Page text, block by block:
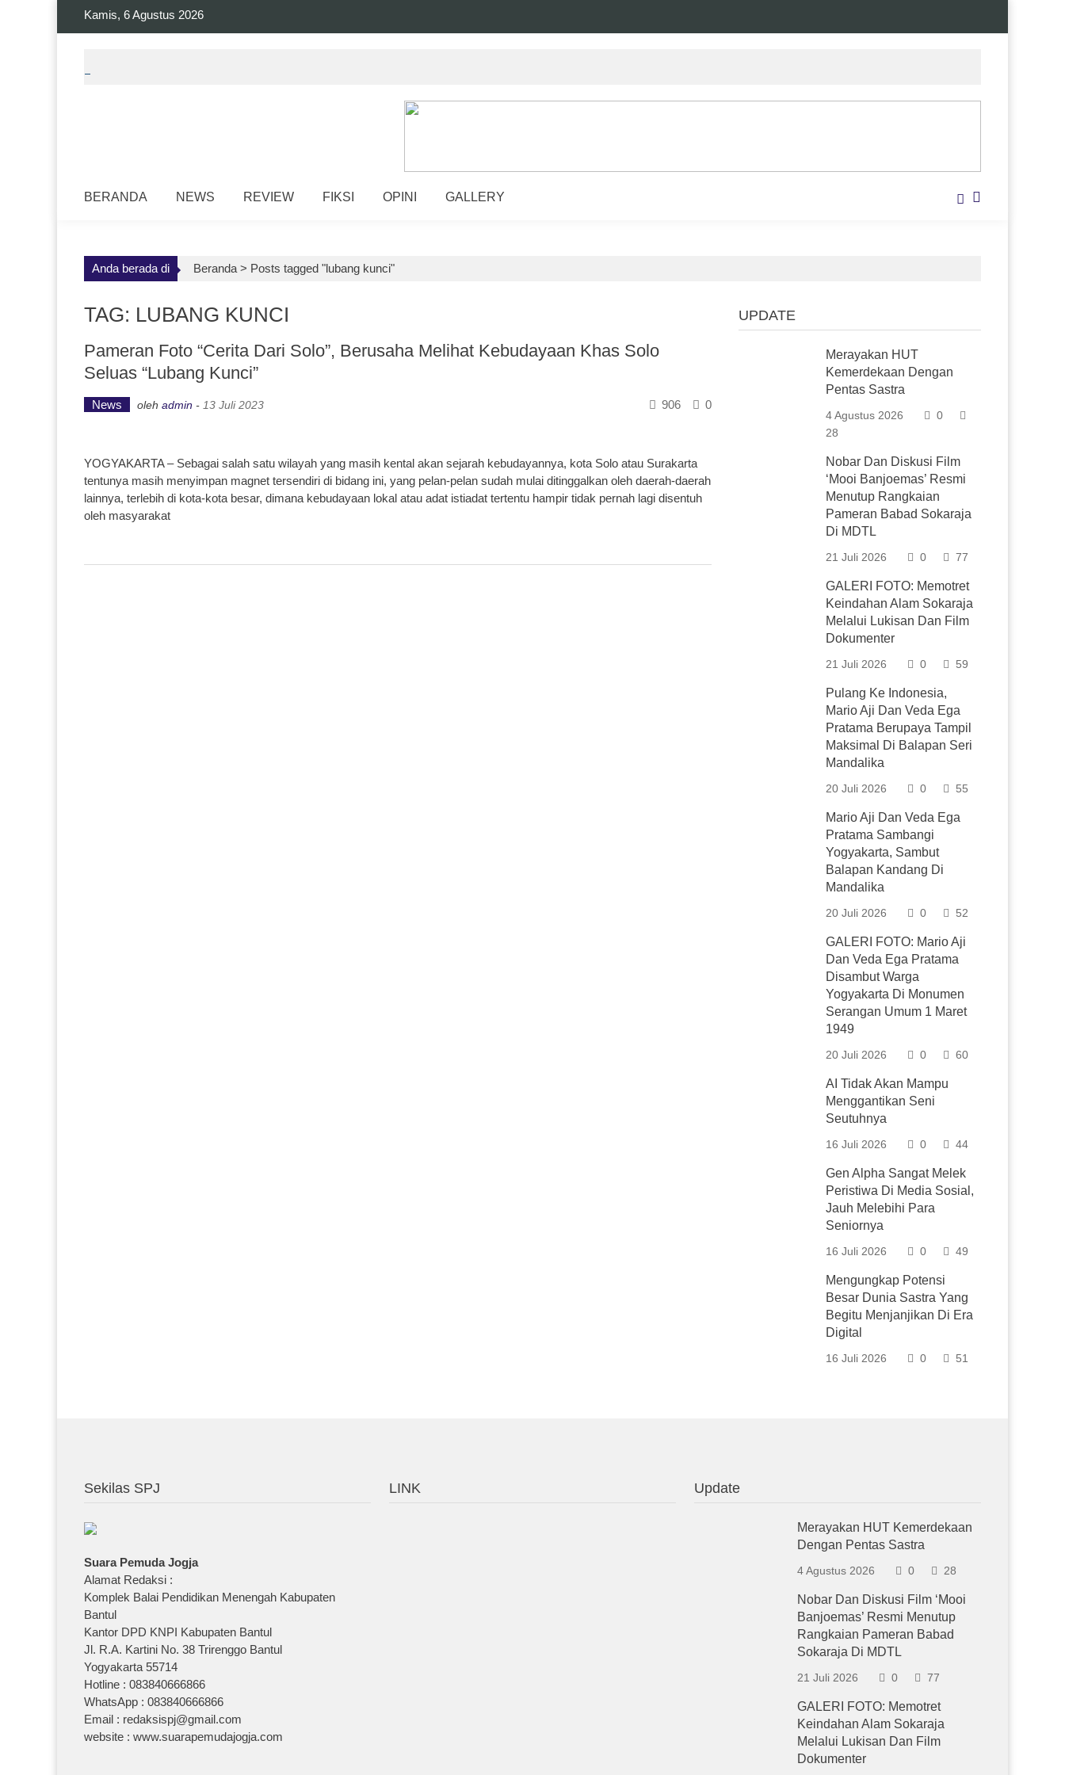
Kamis, 6 Agustus 2026
BERANDA NEWS REVIEW FIKSI OPINI GALLERY
Anda berada di Beranda > Posts tagged "lubang kunci"
TAG: LUBANG KUNCI
Pameran Foto “Cerita Dari Solo”, Berusaha Melihat Kebudayaan Khas Solo
Seluas “Lubang Kunci”
News oleh admin - 13 Juli 2023 0
906
YOGYAKARTA – Sebagai salah satu wilayah yang masih kental akan sejarah kebudayannya, kota Solo atau Surakarta
tentunya masih menyimpan magnet tersendiri di bidang ini, yang pelan-pelan sudah mulai ditinggalkan oleh daerah-daerah
lainnya, terlebih di kota-kota besar, dimana kebudayaan lokal atau adat istiadat tertentu hampir tidak pernah lagi disentuh
oleh masyarakat
UPDATE
Merayakan HUT
Kemerdekaan Dengan
Pentas Sastra
4 Agustus 2026
0
28
Nobar Dan Diskusi Film
‘Mooi Banjoemas’ Resmi
Menutup Rangkaian
Pameran Babad Sokaraja
Di MDTL
21 Juli 2026 0 77
GALERI FOTO: Memotret
Keindahan Alam Sokaraja
Melalui Lukisan Dan Film
Dokumenter
21 Juli 2026 0 59
Pulang Ke Indonesia,
Mario Aji Dan Veda Ega
Pratama Berupaya Tampil
Maksimal Di Balapan Seri
Mandalika
20 Juli 2026 0 55
Mario Aji Dan Veda Ega
Pratama Sambangi
Yogyakarta, Sambut
Balapan Kandang Di
Mandalika
20 Juli 2026 0 52
GALERI FOTO: Mario Aji
Dan Veda Ega Pratama
Disambut Warga
Yogyakarta Di Monumen
Serangan Umum 1 Maret
1949
20 Juli 2026 0 60
AI Tidak Akan Mampu
Menggantikan Seni
Seutuhnya
16 Juli 2026 0 44
Gen Alpha Sangat Melek
Peristiwa Di Media Sosial,
Jauh Melebihi Para
Seniornya
16 Juli 2026 0 49
Mengungkap Potensi
Besar Dunia Sastra Yang
Begitu Menjanjikan Di Era
Digital
16 Juli 2026 0 51
Sekilas SPJ
Suara Pemuda Jogja
Alamat Redaksi :
Komplek Balai Pendidikan Menengah Kabupaten
Bantul
Kantor DPD KNPI Kabupaten Bantul
Jl. R.A. Kartini No. 38 Trirenggo Bantul
Yogyakarta 55714
Hotline : 083840666866
WhatsApp : 083840666866
Email : redaksispj@gmail.com
website : www.suarapemudajogja.com
LINK Update
Merayakan HUT Kemerdekaan
Dengan Pentas Sastra
4 Agustus 2026 0 28
Nobar Dan Diskusi Film ‘Mooi
Banjoemas’ Resmi Menutup
Rangkaian Pameran Babad
Sokaraja Di MDTL
21 Juli 2026 0 77
GALERI FOTO: Memotret
Keindahan Alam Sokaraja
Melalui Lukisan Dan Film
Dokumenter